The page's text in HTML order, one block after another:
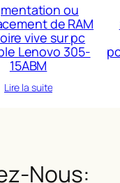
ou
de RAM
vive sur pc
Lenovo 305-
15ABM
Lire la suite
Nous: